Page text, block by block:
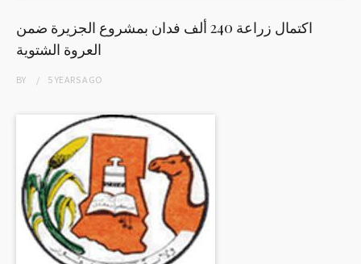
اكتمال زراعة 240 ألف فدان بمشروع الجزيرة ضمن
العروة الشتوية
BY 5 YEARSAGO